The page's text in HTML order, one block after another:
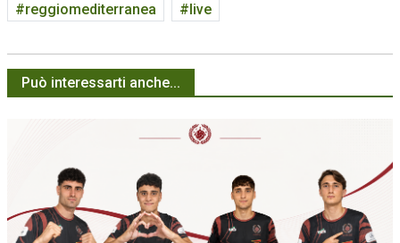
reggiomediterranea
live
Può interessarti anche...